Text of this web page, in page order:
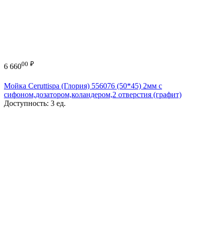
6 66000 ₽
Мойка Ceruttispa (Глория) 556076 (50*45) 2мм с
сифоном,дозатором,коландером,2 отверстия (графит)
Доступность: 3 ед.